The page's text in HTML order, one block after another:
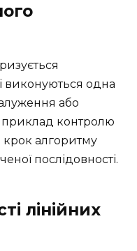
виконуються одна
або
контролю
алгоритму
послідовності.
лінійних